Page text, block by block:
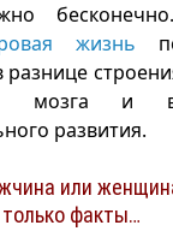
жизнь
разнице
мозга и
развития.
или
только факты…